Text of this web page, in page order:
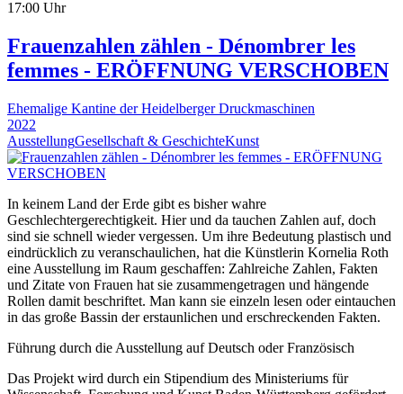
17:00 Uhr
Frauenzahlen zählen - Dénombrer les
femmes - ERÖFFNUNG VERSCHOBEN
Ehemalige Kantine der Heidelberger Druckmaschinen
2022
AusstellungGesellschaft & GeschichteKunst
In keinem Land der Erde gibt es bisher wahre
Geschlechtergerechtigkeit. Hier und da tauchen Zahlen auf, doch
sind sie schnell wieder vergessen. Um ihre Bedeutung plastisch und
eindrücklich zu veranschaulichen, hat die Künstlerin Kornelia Roth
eine Ausstellung im Raum geschaffen: Zahlreiche Zahlen, Fakten
und Zitate von Frauen hat sie zusammengetragen und hängende
Rollen damit beschriftet. Man kann sie einzeln lesen oder eintauchen
in das große Bassin der erstaunlichen und erschreckenden Fakten.
Führung durch die Ausstellung auf Deutsch oder Französisch
Das Projekt wird durch ein Stipendium des Ministeriums für